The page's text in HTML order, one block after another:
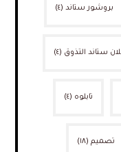
بروشور ستاند (٤)
ستاند التذوق (٤)
تابلوه (٤)
تصميم (١٨)